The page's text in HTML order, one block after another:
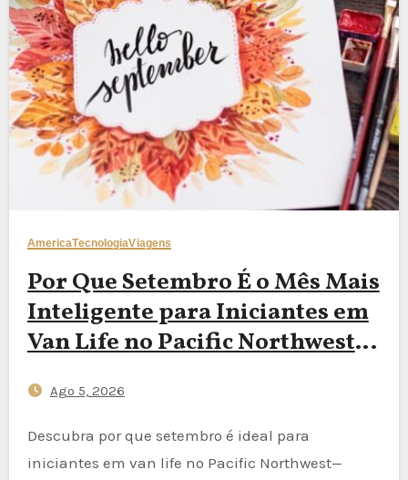
AmericaTecnologiaViagens
Por Que Setembro É o Mês Mais
Inteligente para Iniciantes em
Van Life no Pacific Northwest:
$25 e Wi‑Fi Confiável para
Nômades Digitais Trabalhando
de Campervan
Ago 5, 2026
Descubra por que setembro é ideal para
iniciantes em van life no Pacific Northwest—